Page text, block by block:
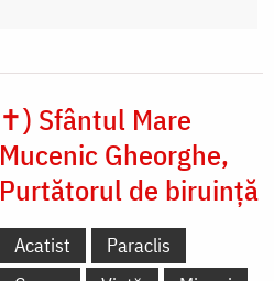
✝) Sfântul Mare
Mucenic Gheorghe,
Purtătorul de biruință
Acatist
Paraclis